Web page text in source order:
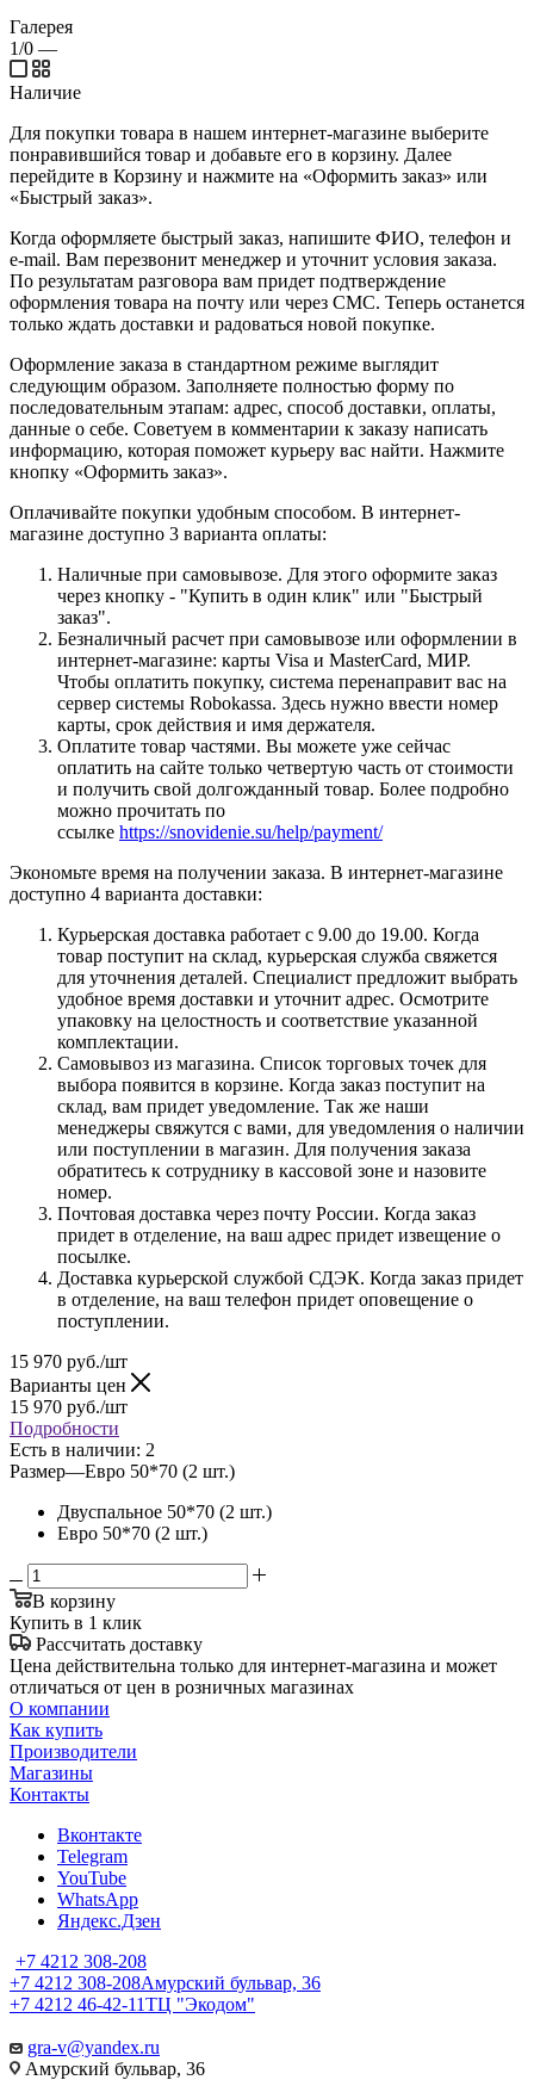
Галерея
1/0 —
Наличие
Для покупки товара в нашем интернет-магазине выберите
понравившийся товар и добавьте его в корзину. Далее
перейдите в Корзину и нажмите на «Оформить заказ» или
«Быстрый заказ».
Когда оформляете быстрый заказ, напишите ФИО, телефон и
e-mail. Вам перезвонит менеджер и уточнит условия заказа.
По результатам разговора вам придет подтверждение
оформления товара на почту или через СМС. Теперь останется
только ждать доставки и радоваться новой покупке.
Оформление заказа в стандартном режиме выглядит
следующим образом. Заполняете полностью форму по
последовательным этапам: адрес, способ доставки, оплаты,
данные о себе. Советуем в комментарии к заказу написать
информацию, которая поможет курьеру вас найти. Нажмите
кнопку «Оформить заказ».
Оплачивайте покупки удобным способом. В интернет-
магазине доступно 3 варианта оплаты:
Наличные при самовывозе. Для этого оформите заказ
через кнопку - "Купить в один клик" или "Быстрый
заказ".
Безналичный расчет при самовывозе или оформлении в
интернет-магазине: карты Visa и MasterCard, МИР.
Чтобы оплатить покупку, система перенаправит вас на
сервер системы Robokassa. Здесь нужно ввести номер
карты, срок действия и имя держателя.
Оплатите товар частями. Вы можете уже сейчас
оплатить на сайте только четвертую часть от стоимости
и получить свой долгожданный товар. Более подробно
можно прочитать по
ссылке https://snovidenie.su/help/payment/
Экономьте время на получении заказа. В интернет-магазине
доступно 4 варианта доставки:
Курьерская доставка работает с 9.00 до 19.00. Когда
товар поступит на склад, курьерская служба свяжется
для уточнения деталей. Специалист предложит выбрать
удобное время доставки и уточнит адрес. Осмотрите
упаковку на целостность и соответствие указанной
комплектации.
Самовывоз из магазина. Список торговых точек для
выбора появится в корзине. Когда заказ поступит на
склад, вам придет уведомление. Так же наши
менеджеры свяжутся с вами, для уведомления о наличии
или поступлении в магазин. Для получения заказа
обратитесь к сотруднику в кассовой зоне и назовите
номер.
Почтовая доставка через почту России. Когда заказ
придет в отделение, на ваш адрес придет извещение о
посылке.
Доставка курьерской службой СДЭК. Когда заказ придет
в отделение, на ваш телефон придет оповещение о
поступлении.
15 970 руб./шт
Варианты цен
15 970 руб./шт
Подробности
Есть в наличии: 2
Размер—Евро 50*70 (2 шт.)
Двуспальное 50*70 (2 шт.)
Евро 50*70 (2 шт.)
В корзину
Купить в 1 клик
Рассчитать доставку
Цена действительна только для интернет-магазина и может
отличаться от цен в розничных магазинах
О компании
Как купить
Производители
Магазины
Контакты
Вконтакте
Telegram
YouTube
WhatsApp
Яндекс.Дзен
+7 4212 308-208
+7 4212 308-208Амурский бульвар, 36
+7 4212 46-42-11ТЦ "Экодом"
gra-v@yandex.ru
Амурский бульвар, 36